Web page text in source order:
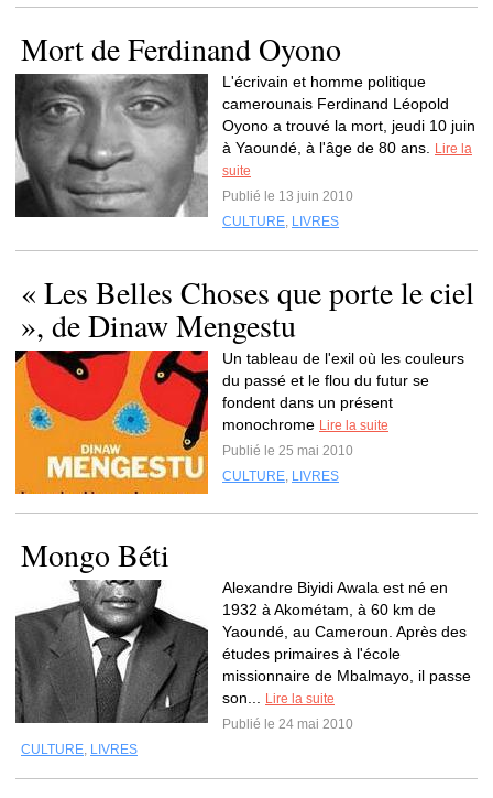
Mort de Ferdinand Oyono
L'écrivain et homme politique
camerounais Ferdinand Léopold
Oyono a trouvé la mort, jeudi 10 juin
à Yaoundé, à l'âge de 80 ans.
Lire la
suite
Publié le 13 juin 2010
CULTURE, LIVRES
« Les Belles Choses que porte le ciel
», de Dinaw Mengestu
Un tableau de l'exil où les couleurs
du passé et le flou du futur se
fondent dans un présent
monochrome Lire la suite
Publié le 25 mai 2010
CULTURE, LIVRES
Mongo Béti
Alexandre Biyidi Awala est né en
1932 à Akométam, à 60 km de
Yaoundé, au Cameroun. Après des
études primaires à l'école
missionnaire de Mbalmayo, il passe
son...
Lire la suite
Publié le 24 mai 2010
CULTURE, LIVRES